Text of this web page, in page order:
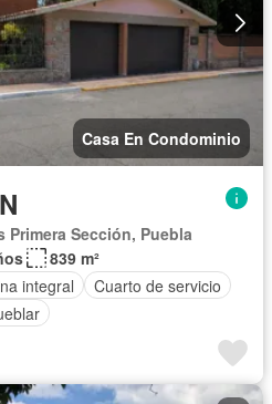
Casa En Condominio
Sección, Puebla
839 m²
integral
Cuarto de servicio